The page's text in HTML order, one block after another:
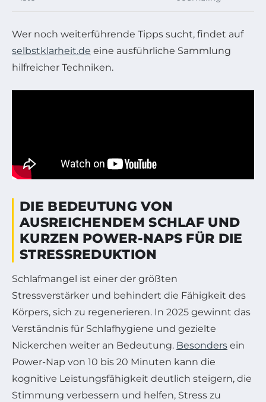
Wer noch weiterführende Tipps sucht, findet auf
selbstklarheit.de eine ausführliche Sammlung
hilfreicher Techniken.
DIE BEDEUTUNG VON
AUSREICHENDEM SCHLAF UND
KURZEN POWER-NAPS FÜR DIE
STRESSREDUKTION
Schlafmangel ist einer der größten
Stressverstärker und behindert die Fähigkeit des
Körpers, sich zu regenerieren. In 2025 gewinnt das
Verständnis für Schlafhygiene und gezielte
Nickerchen weiter an Bedeutung. Besonders ein
Power-Nap von 10 bis 20 Minuten kann die
kognitive Leistungsfähigkeit deutlich steigern, die
Stimmung verbessern und helfen, Stress zu